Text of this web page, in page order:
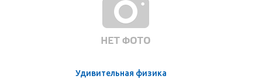
Удивительная физика